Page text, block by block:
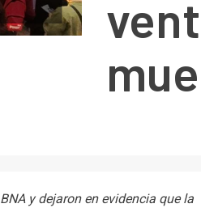
y dejaron en evidencia que la